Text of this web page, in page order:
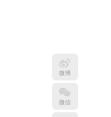
微博
微信